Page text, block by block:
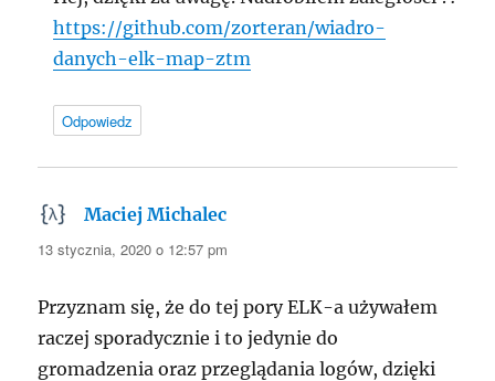
https://github.com/zorteran/wiadro-
danych-elk-map-ztm
Odpowiedz
Maciej Michalec
13 stycznia, 2020 o 12:57 pm
Przyznam się, że do tej pory ELK-a używałem
raczej sporadycznie i to jedynie do
gromadzenia oraz przeglądania logów, dzięki